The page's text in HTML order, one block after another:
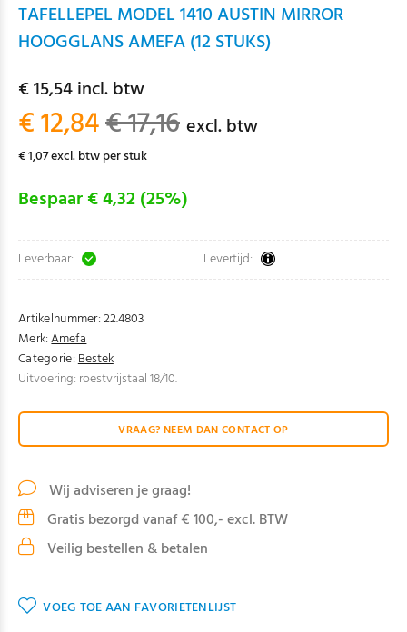
TAFELLEPEL MODEL 1410 AUSTIN MIRROR
HOOGGLANS AMEFA (12 STUKS)
€ 15,54 incl. btw
€ 12,84€ 17,16 excl. btw
€ 1,07 excl. btw per stuk
Bespaar € 4,32 (25%)
Leverbaar: Levertijd:
Artikelnummer:22.4803
Merk:Amefa
Categorie:Bestek
Uitvoering: roestvrijstaal 18/10.
VRAAG? NEEM DAN CONTACT OP
Wij adviseren je graag!
Gratis bezorgd vanaf € 100,- excl. BTW
Veilig bestellen & betalen
VOEG TOE AAN FAVORIETENLIJST